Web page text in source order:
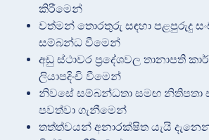
කිරීමෙන්
වත්මන් තොරතුරු සඳහා පළපුරුදු
සම්බන්ධ වීමෙන්
අඩු ස්ථාවර ප්‍රදේශවල තානාපති
ලියාපදිංචි වීමෙන්
නිවසේ සම්බන්ධතා සමඟ
පවත්වා ගැනීමෙන්
තත්ත්වයන් අනාරක්ෂිත යැයි